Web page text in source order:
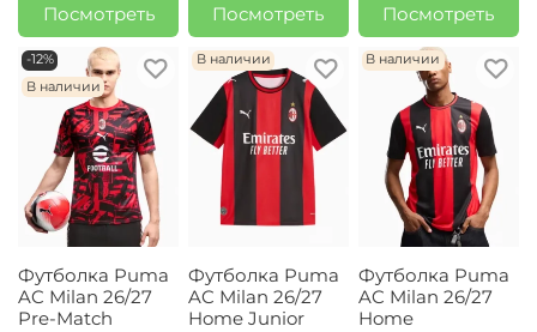
Посмотреть
Посмотреть
Посмотреть
-12%
В наличии
Футболка Puma
AC Milan 26/27
Pre-Match
В наличии
Футболка Puma
AC Milan 26/27
Home Junior
В наличии
Футболка Puma
AC Milan 26/27
Home